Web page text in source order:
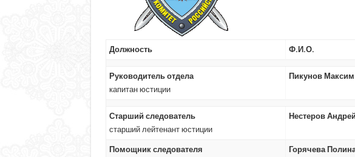
Должность Ф.И.О.
Руководитель отдела
капитан юстиции
Пикунов
Старший следователь
старший лейтенант юстиции
Нестеров
Помощник следователя
Горячева